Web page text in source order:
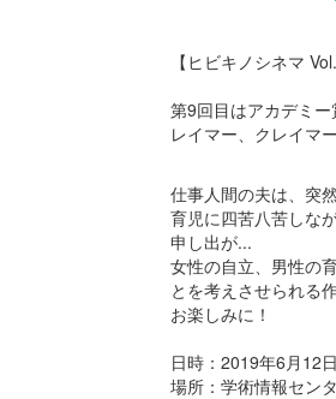
【ヒビキノシネマ
第9回目はアカデミ
レイマー、クレイマ
仕事人間の夫は、突
育児に四苦八苦しな
申し出が...
女性の自立、男性の
とを考えさせられる作
お楽しみに！
日時：2019年6月12
場所：学術情報セン